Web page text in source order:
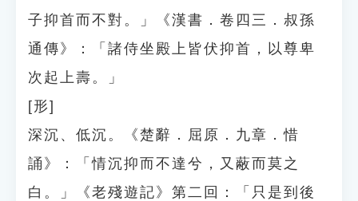
子抑首而不對。」《漢書．卷四三．叔孫
通傳》：「諸侍坐殿上皆伏抑首，以尊卑
次起上壽。」
[形]
深沉、低沉。《楚辭．屈原．九章．惜
誦》：「情沉抑而不達兮，又蔽而莫之
白。」《老殘遊記》第二回：「只是到後